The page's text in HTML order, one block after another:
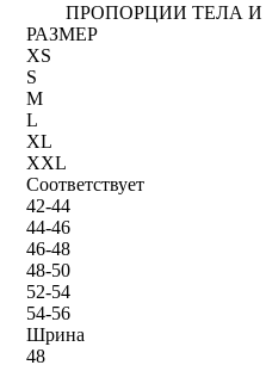
ПРОПОРЦИИ ТЕЛА И
РАЗМЕР
XS
S
M
L
XL
XXL
Соответствует
42-44
44-46
46-48
48-50
52-54
54-56
Шрина
48